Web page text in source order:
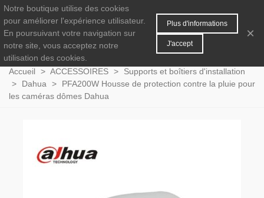
0 MENU
Accueil > ACCESSOIRES >
Supports et boîtiers d'installation
>
Dahua >
PFA200W Housse de protection contre la pluie pour
les caméras dômes Dahua
Notre boutique utilise des cookies
pour améliorer l'expérience utilisateur.
En poursuivant votre navigation sur
notre site, vous acceptez notre
utilisation des cookies.
Plus d'informations
J'accept
×